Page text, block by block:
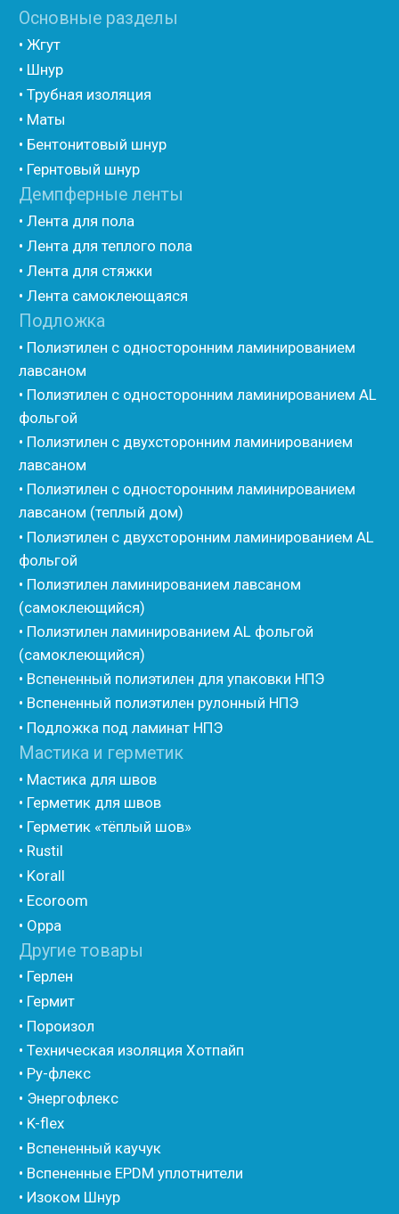
(самоклеющийся)
• Вспененный полиэтилен для упаковки НПЭ
• Вспененный полиэтилен рулонный НПЭ
• Подложка под ламинат НПЭ
Мастика и герметик
• Мастика для швов
• Герметик для швов
• Rustil
• Korall
• Ecoroom
• Oppa
Другие товары
• Герлен
• Пороизол
• Техническая изоляция Хотпайп
• Ру-флекс
• Энергофлекс
• K-flex
• Изоком Шнур
• Изоком Жгут
• Стенофлекс Жгут
• Подложка Тепофол НПЭ
• Подложка Пенолин НПЭ
• Подложка Мосфол НПЭ
• Жгут Изонел
• Шнур Изонел
• Жгут Тилит
• Шнур Тилит
• Гернитовый шнур
• Бентонитовый шнур
• Стенофлекс для труб
Тилит
• Трубная изоляция из вспененного полиэтилена
Порилекс
• Трубная изоляция из вспененного полиэтилена
Изотом
• Шнур базальтовый теплоизоляционный
• Компенсационный мат вспененного полиэтилена
• Утеплитель для труб из вспененного полиэтилена
• Уплотнительный шнур HOT ROD XL
• ПСУЛ
• Ultima
• Фиброволокно
• Уголки
• Евроблок ИзоТехпро
• Евроблок Isodom
• Евроблок Penoterm
• Евроблок Стенофон